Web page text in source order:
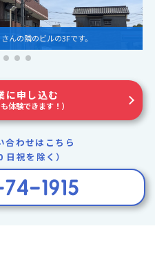
に申し込む
体験できます！）
合わせはこちら
祝を除く）